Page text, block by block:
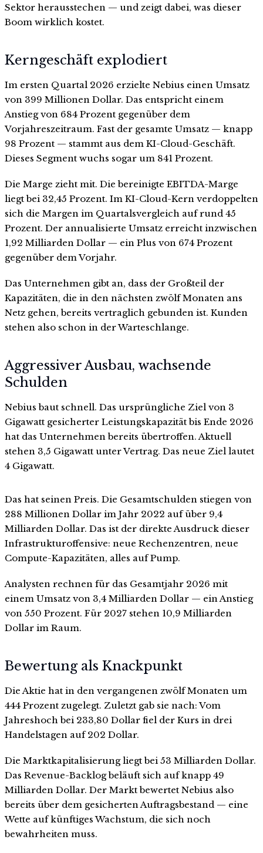
Sektor herausstechen — und zeigt dabei, was dieser
Boom wirklich kostet.
Kerngeschäft explodiert
Im ersten Quartal 2026 erzielte Nebius einen Umsatz
von 399 Millionen Dollar. Das entspricht einem
Anstieg von 684 Prozent gegenüber dem
Vorjahreszeitraum. Fast der gesamte Umsatz — knapp
98 Prozent — stammt aus dem KI-Cloud-Geschäft.
Dieses Segment wuchs sogar um 841 Prozent.
Die Marge zieht mit. Die bereinigte EBITDA-Marge
liegt bei 32,45 Prozent. Im KI-Cloud-Kern verdoppelten
sich die Margen im Quartalsvergleich auf rund 45
Prozent. Der annualisierte Umsatz erreicht inzwischen
1,92 Milliarden Dollar — ein Plus von 674 Prozent
gegenüber dem Vorjahr.
Das Unternehmen gibt an, dass der Großteil der
Kapazitäten, die in den nächsten zwölf Monaten ans
Netz gehen, bereits vertraglich gebunden ist. Kunden
stehen also schon in der Warteschlange.
Aggressiver Ausbau, wachsende
Schulden
Nebius baut schnell. Das ursprüngliche Ziel von 3
Gigawatt gesicherter Leistungskapazität bis Ende 2026
hat das Unternehmen bereits übertroffen. Aktuell
stehen 3,5 Gigawatt unter Vertrag. Das neue Ziel lautet
4 Gigawatt.
Das hat seinen Preis. Die Gesamtschulden stiegen von
288 Millionen Dollar im Jahr 2022 auf über 9,4
Milliarden Dollar. Das ist der direkte Ausdruck dieser
Infrastrukturoffensive: neue Rechenzentren, neue
Compute-Kapazitäten, alles auf Pump.
Analysten rechnen für das Gesamtjahr 2026 mit
einem Umsatz von 3,4 Milliarden Dollar — ein Anstieg
von 550 Prozent. Für 2027 stehen 10,9 Milliarden
Dollar im Raum.
Bewertung als Knackpunkt
Die Aktie hat in den vergangenen zwölf Monaten um
444 Prozent zugelegt. Zuletzt gab sie nach: Vom
Jahreshoch bei 233,80 Dollar fiel der Kurs in drei
Handelstagen auf 202 Dollar.
Die Marktkapitalisierung liegt bei 53 Milliarden Dollar.
Das Revenue-Backlog beläuft sich auf knapp 49
Milliarden Dollar. Der Markt bewertet Nebius also
bereits über dem gesicherten Auftragsbestand — eine
Wette auf künftiges Wachstum, die sich noch
bewahrheiten muss.